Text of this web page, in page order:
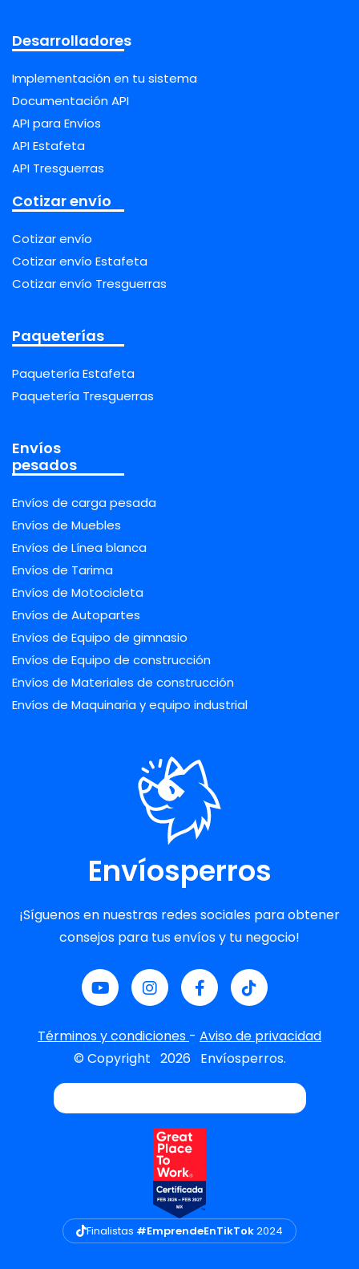
Desarrolladores
Implementación en tu sistema
Documentación API
API para Envíos
API Estafeta
API Tresguerras
Cotizar envío
Cotizar envío
Cotizar envío Estafeta
Cotizar envío Tresguerras
Paqueterías
Paquetería Estafeta
Paquetería Tresguerras
Envíos
pesados
Envíos de carga pesada
Envíos de Muebles
Envíos de Línea blanca
Envíos de Tarima
Envíos de Motocicleta
Envíos de Autopartes
Envíos de Equipo de gimnasio
Envíos de Equipo de construcción
Envíos de Materiales de construcción
Envíos de Maquinaria y equipo industrial
Envíosperros
¡Síguenos en nuestras redes sociales para obtener
consejos para tus envíos y tu negocio!
Términos y condiciones - Aviso de privacidad
© Copyright 2026 Envíosperros.
Finalistas #EmprendeEnTikTok2024